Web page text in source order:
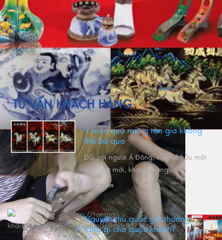
TƯ VẤN KHÁCH HÀNG
9 món quà mừng tân gia không
thể bỏ qua
Đối với người Á Đông, việc sở hữu một
căn nhà mới, khang trang ...
Xem thêm
Nguyên thủ quốc gia thường
tặng gì cho quốc khách?